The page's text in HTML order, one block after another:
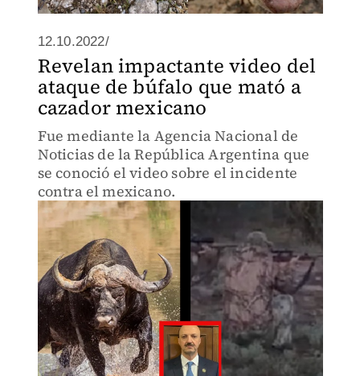
12.10.2022/
Revelan impactante video del
ataque de búfalo que mató a
cazador mexicano
Fue mediante la Agencia Nacional de
Noticias de la República Argentina que
se conoció el video sobre el incidente
contra el mexicano.